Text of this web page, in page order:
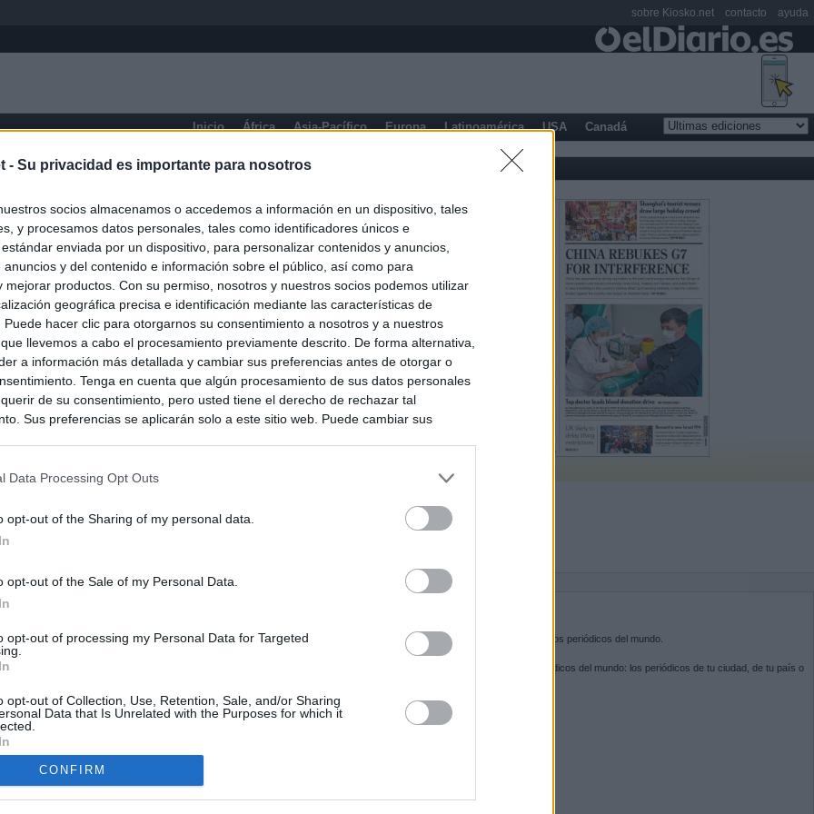
- Su privacidad es importante para nosotros
socios almacenamos o accedemos a información en un dispositivo, tales
y procesamos datos personales, tales como identificadores únicos e
enviada por un dispositivo, para personalizar contenidos y anuncios,
anuncios y del contenido e información sobre el público, así como para
mejorar productos. Con su permiso, nosotros y nuestros socios podemos utilizar
geográfica precisa e identificación mediante las características de
Puede hacer clic para otorgarnos su consentimiento a nosotros y a nuestros
llevemos a cabo el procesamiento previamente descrito. De forma alternativa,
a información más detallada y cambiar sus preferencias antes de otorgar o
Tenga en cuenta que algún procesamiento de sus datos personales
de su consentimiento, pero usted tiene el derecho de rechazar tal
Sus preferencias se aplicarán solo a este sitio web. Puede cambiar sus
Data Processing Opt Outs
opt-out of the Sharing of my personal data.
opt-out of the Sale of my Personal Data.
opt-out of processing my Personal Data for Targeted
opt-out of Collection, Use, Retention, Sale, and/or Sharing
Data that Is Unrelated with the Purposes for which it
CONFIRM
Inicio África Asia-Pacífico Europa Latinoamérica USA Canadá
entre los viajeros procedentes de Italia por los nuevos
esperábamos peor"
controles a los viajeros procedentes de Italia tras el rechazo de
de la embestida de Meloni contra España por la crisis de Ceuta
en directo | Los primeros viajeros que llegan desde Italia
Kiosko.net es la puerta de entrada a los periódicos del mundo.
Navega por las portadas de los periódicos del mundo: los periódicos de tu ciudad, de tu país o
SÍGUENOS
sobre Kiosko.net contacto ayuda